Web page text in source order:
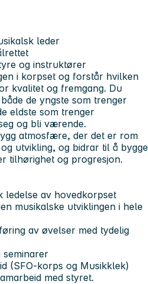
leder
og instruktører
i korpset og forstår hvilken
kvalitet og fremgang. Du
de yngste som trenger
eldste som trenger
og bli værende.
atmosfære, der det er rom
utvikling, og bidrar til å bygge
tilhørighet og progresjon.
ledelse av hovedkorpset
musikalske utviklingen i hele
av øvelser med tydelig
(SFO-korps og Musikklek)
med styret.